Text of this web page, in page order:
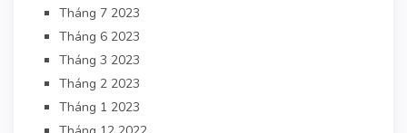
Tháng 7 2023
Tháng 6 2023
Tháng 3 2023
Tháng 2 2023
Tháng 1 2023